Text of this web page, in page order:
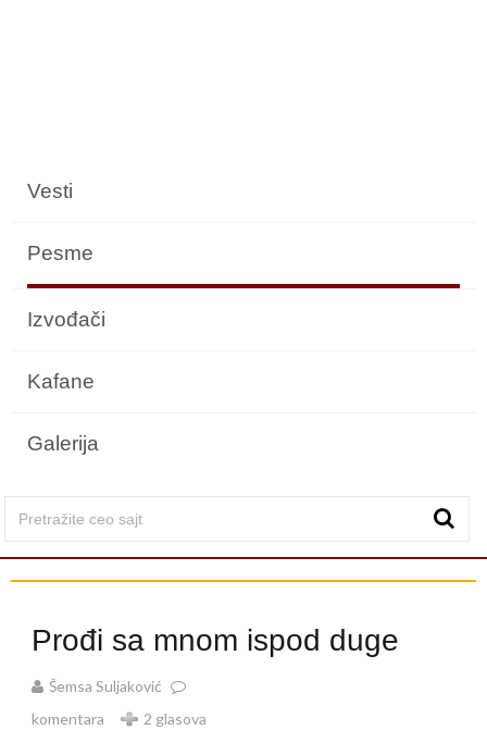
Vesti
Pesme
Izvođači
Kafane
Galerija
Prođi sa mnom ispod duge
Šemsa Suljaković
komentara
2 glasova